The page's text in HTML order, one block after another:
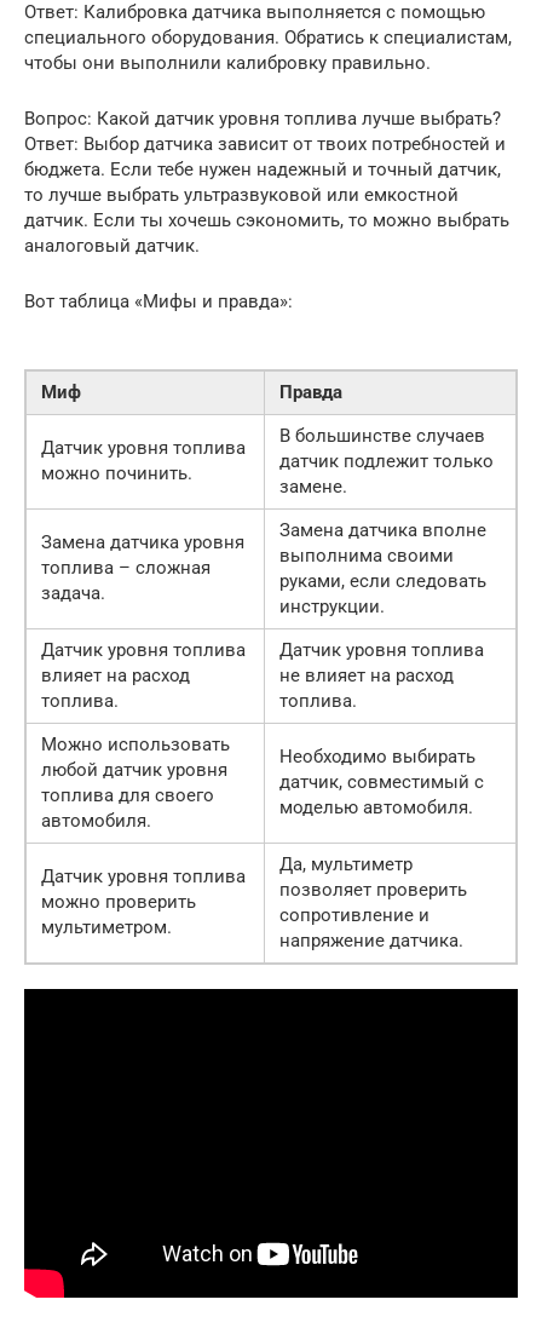
Ответ: Калибровка датчика выполняется с помощью
специального оборудования. Обратись к специалистам,
чтобы они выполнили калибровку правильно.
Вопрос: Какой датчик уровня топлива лучше выбрать?
Ответ: Выбор датчика зависит от твоих потребностей и
бюджета. Если тебе нужен надежный и точный датчик,
то лучше выбрать ультразвуковой или емкостной
датчик. Если ты хочешь сэкономить, то можно выбрать
аналоговый датчик.
Вот таблица «Мифы и правда»:
Миф Правда
Датчик уровня топлива
можно починить.
В большинстве случаев
датчик подлежит только
замене.
Замена датчика уровня
топлива – сложная
задача.
Замена датчика вполне
выполнима своими
руками, если следовать
инструкции.
Датчик уровня топлива
влияет на расход
топлива.
Датчик уровня топлива
не влияет на расход
топлива.
Можно использовать
любой датчик уровня
топлива для своего
автомобиля.
Необходимо выбирать
датчик, совместимый с
моделью автомобиля.
Датчик уровня топлива
можно проверить
мультиметром.
Да, мультиметр
позволяет проверить
сопротивление и
напряжение датчика.